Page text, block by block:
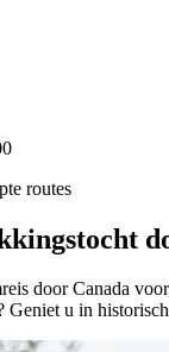
routes
door Canada
Geniet u in